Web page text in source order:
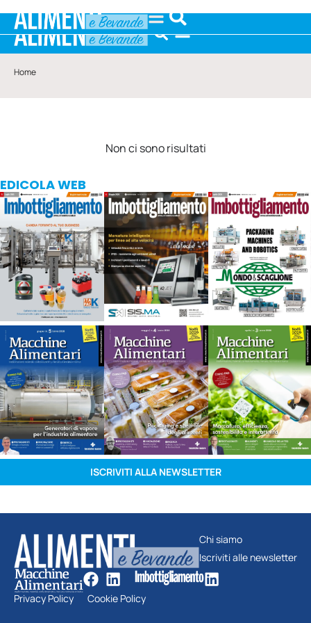
Home
Non ci sono risultati
EDICOLA WEB
ISCRIVITI ALLA NEWSLETTER
Chi siamo
Iscriviti alle newsletter
Privacy Policy Cookie Policy